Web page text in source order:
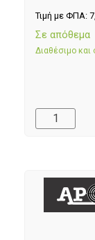
Τιμή με ΦΠΑ:
Σε απόθεμα
Διαθέσιμο